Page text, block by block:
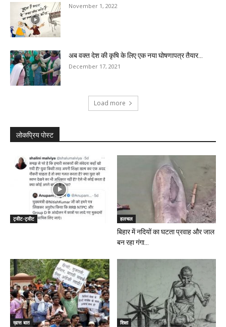
November 1, 2022
अब वक्त देश की कृषि के लिए एक नया घोषणापत्र तैयार...
December 17, 2021
Load more
लोकप्रिय पोस्ट
ट्वीट-ट्वीट हलचल
बिहार में नदियों का घटता प्रवाह और जाल
बन रहा गंगा...
ख़ास बात शिक्षा